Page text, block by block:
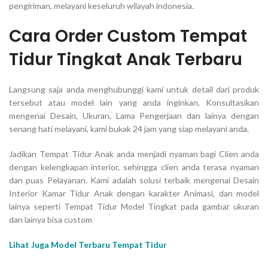
pengiriman, melayani keseluruh wilayah indonesia.
Cara Order Custom Tempat
Tidur Tingkat Anak Terbaru
Langsung saja anda menghubunggi kami untuk detail dari produk
tersebut atau model lain yang anda inginkan. Konsultasikan
mengenai Desain, Ukuran, Lama Pengerjaan dan lainya dengan
senang hati melayani, kami bukak 24 jam yang siap melayani anda.
Jadikan Tempat Tidur Anak anda menjadi nyaman bagi Clien anda
dengan kelengkapan interior, sehingga clien anda terasa nyaman
dan puas Pelayanan. Kami adalah solusi terbaik mengenai Desain
Interior Kamar Tidur Anak dengan karakter Animasi, dan model
lainya seperti Tempat Tidur Model Tingkat pada gambar ukuran
dan lainya bisa custom
Lihat Juga Model Terbaru Tempat Tidur